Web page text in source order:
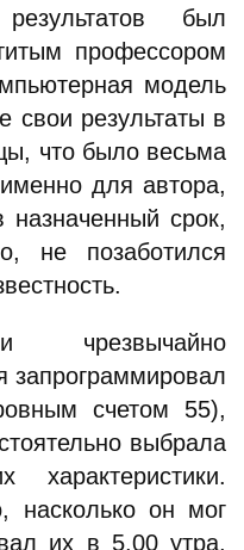
был
профессором
модель
свои результаты в
что было весьма
для автора,
срок,
не позаботился
чрезвычайно
счетом 55),
выбрала
насколько он мог
их в 5.00 утра,